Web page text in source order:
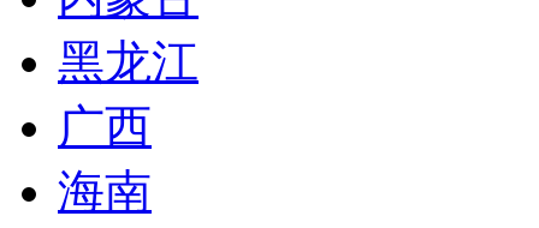
黑龙江
广西
海南